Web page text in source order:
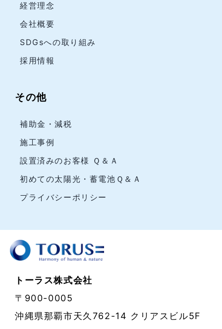
経営理念
会社概要
SDGsへの取り組み
採用情報
その他
補助金・減税
施工事例
設置済みのお客様 Ｑ＆Ａ
初めての太陽光・蓄電池Ｑ＆Ａ
プライバシーポリシー
トーラス株式会社
〒900-0005
沖縄県那覇市天久762-14 クリアスビル5F